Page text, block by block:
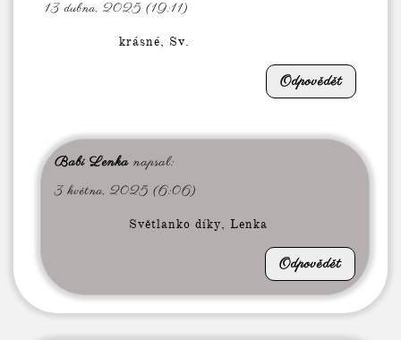
13 dubna, 2025 (19:11)
krásné, Sv.
Odpovědět
Babi Lenka napsal:
3 května, 2025 (6:06)
Světlanko díky, Lenka
Odpovědět